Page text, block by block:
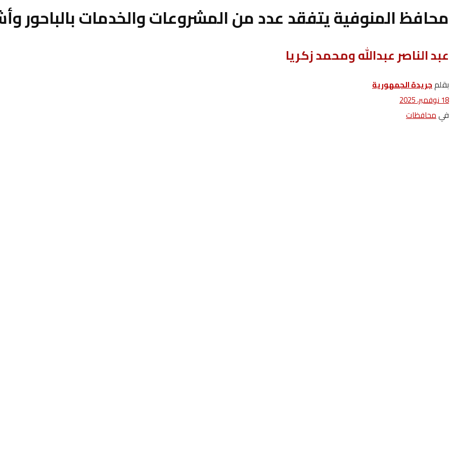
محافظ المنوفية يتفقد عدد من المشروعات والخدمات بالباحور
عبد الناصر عبدالله ومحمد زكريا
بقلمجريدة الجمهورية
18 نوفمبر، 2025
فيمحافظات